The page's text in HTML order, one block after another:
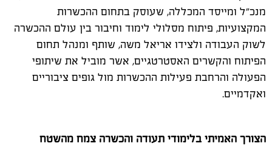
מנכ"ל ומייסד המכללה, שעוסק בתחום ההכשרות
המקצועיות, פיתוח מסלולי לימוד וחיבור בין עולם ההכשרה
לשוק העבודה ולצידו אריאל משה, שותף ומנהל תחום
הפיתוח והקשרים האסטרטגיים, אשר מוביל את שיתופי
הפעולה והרחבת פעילות ההכשרות מול גופים ציבוריים
ואקדמיים.
הצורך האמיתי בלימודי תעודה והכשרה צמח מהשטח